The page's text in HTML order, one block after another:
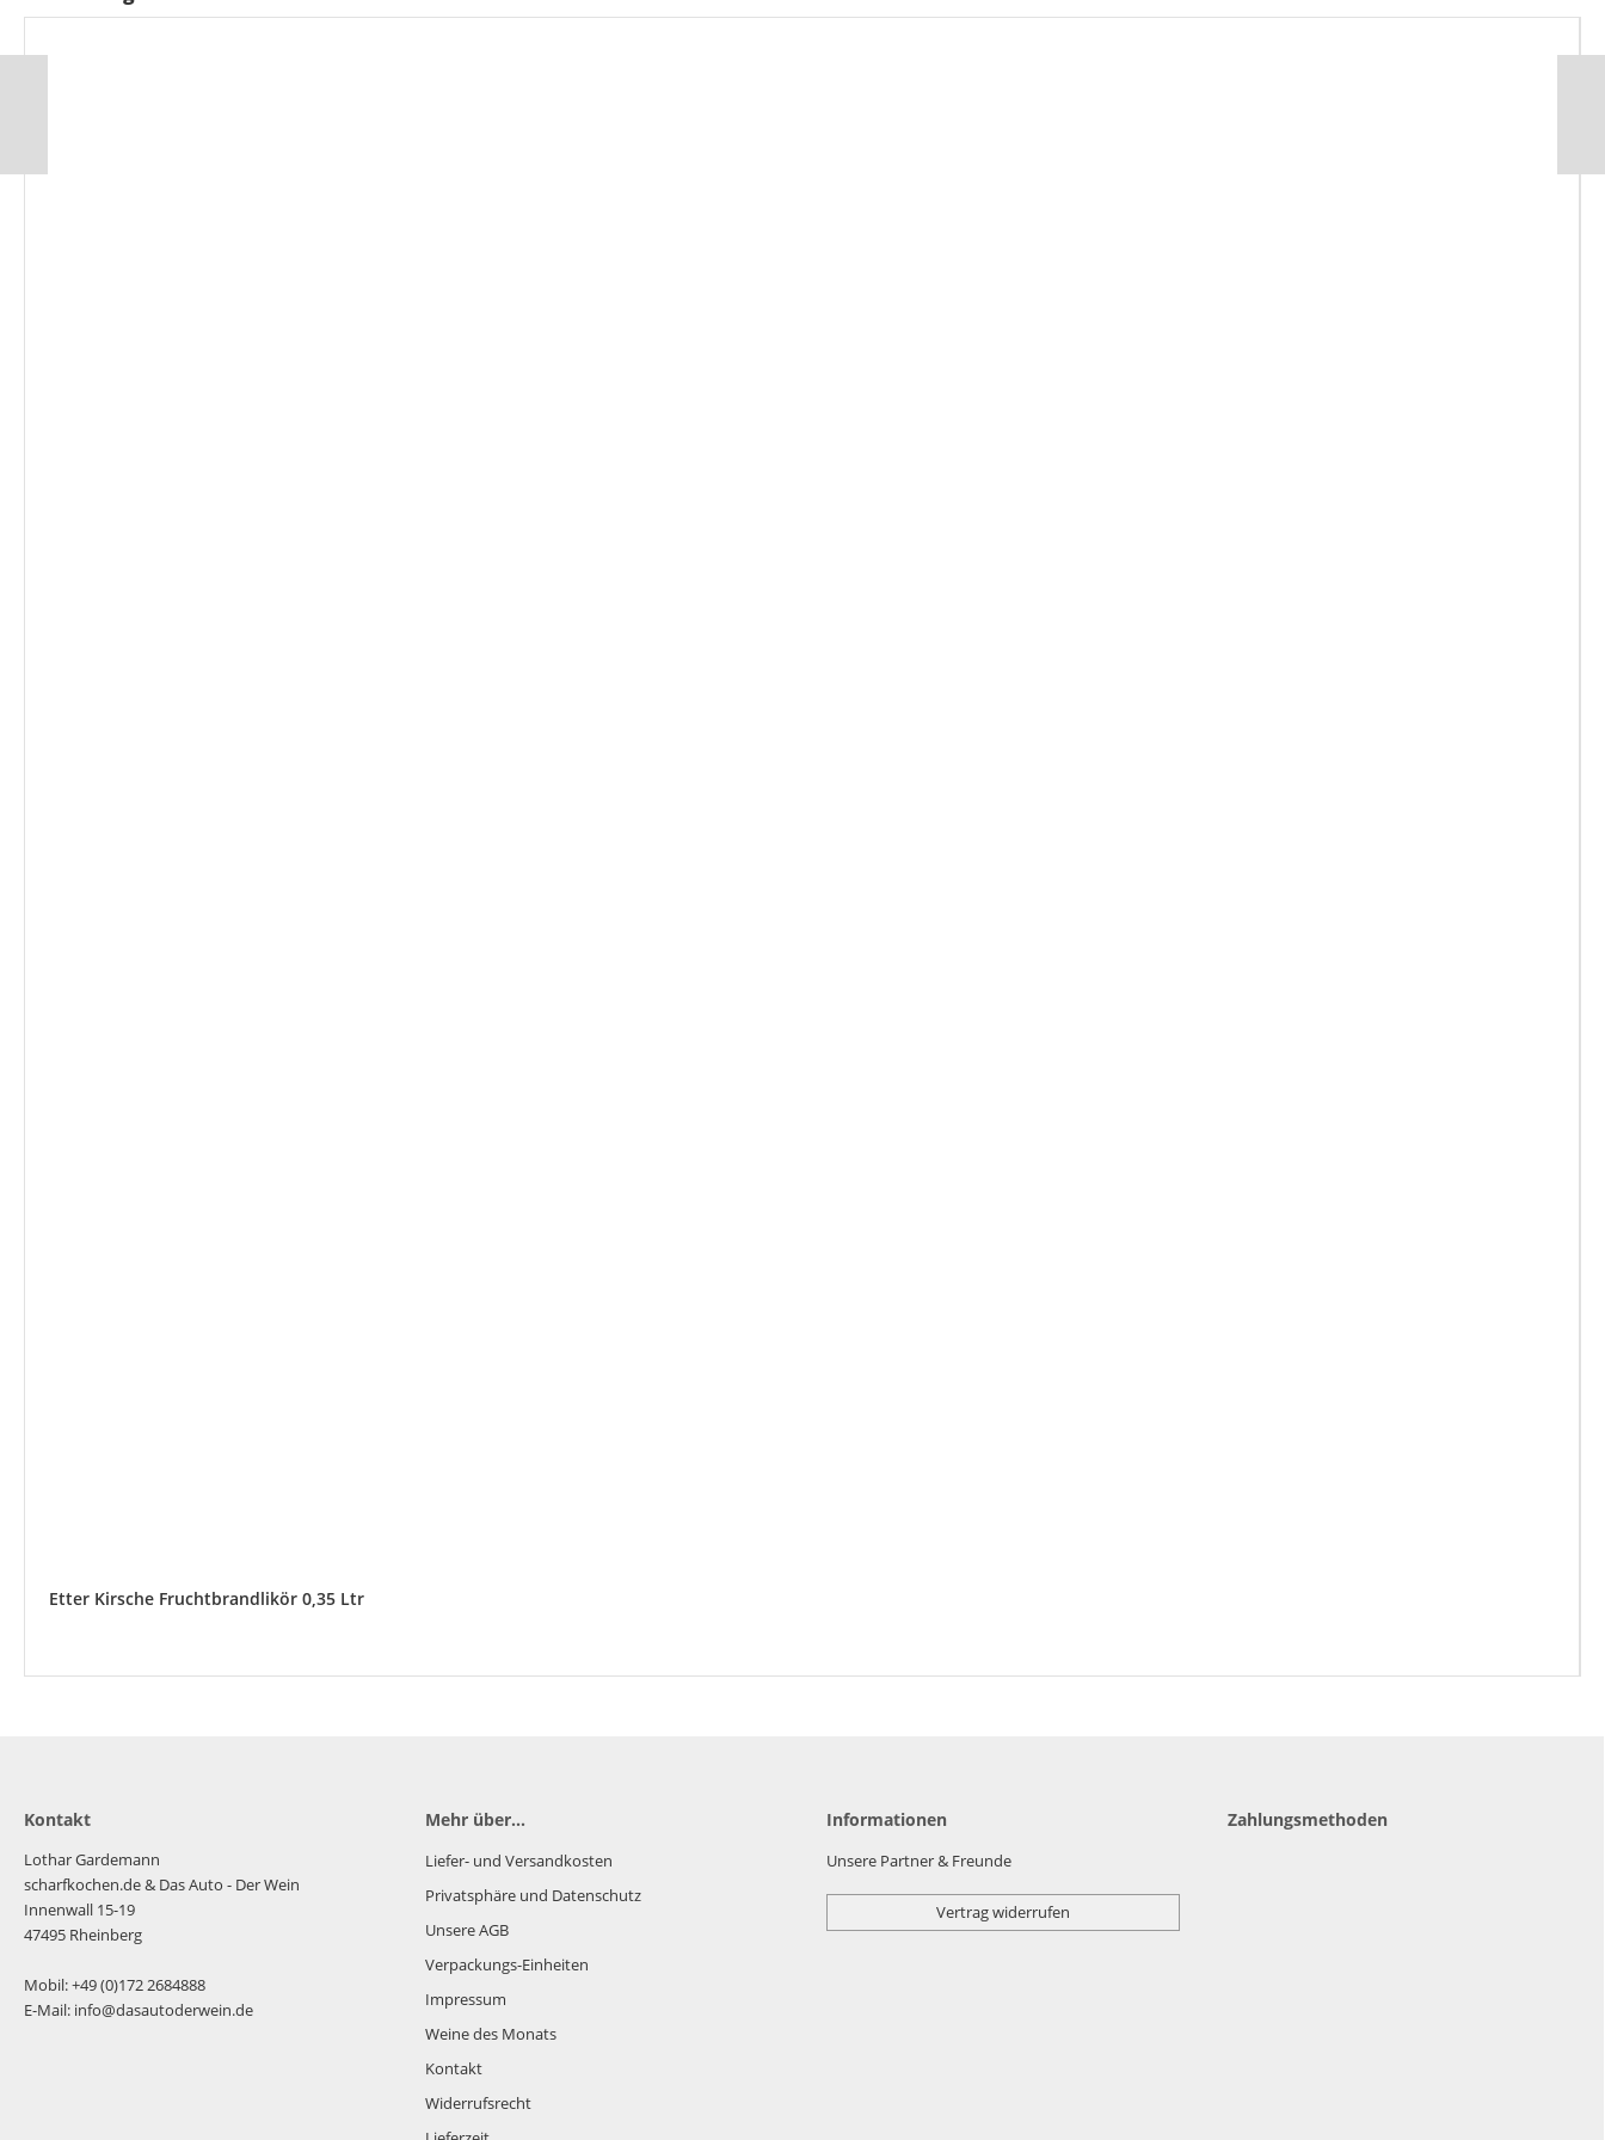
Etter Kirsche Fruchtbrandlikör 0,35 Ltr
Kontakt
Lothar Gardemann
scharfkochen.de& Das Auto - Der Wein
Innenwall 15-19
47495 Rheinberg
Mobil: +49 (0)172 2684888
E-Mail: info@dasautoderwein.de
Mehr über...
Liefer- und Versandkosten
Privatsphäre und Datenschutz
Unsere AGB
Verpackungs-Einheiten
Impressum
Weine des Monats
Kontakt
Widerrufsrecht
Informationen
Unsere Partner & Freunde
Vertrag widerrufen
Zahlungsmethoden